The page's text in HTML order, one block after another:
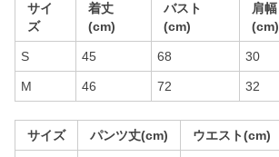
サイ
ズ
着丈
(cm)
バスト
(cm)
肩幅
(cm)
S 45 68 30
M 46 72 32
サイズ パンツ丈(cm) ウエスト(cm)